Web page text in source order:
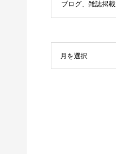
ブログ、雑誌掲載
月を選択